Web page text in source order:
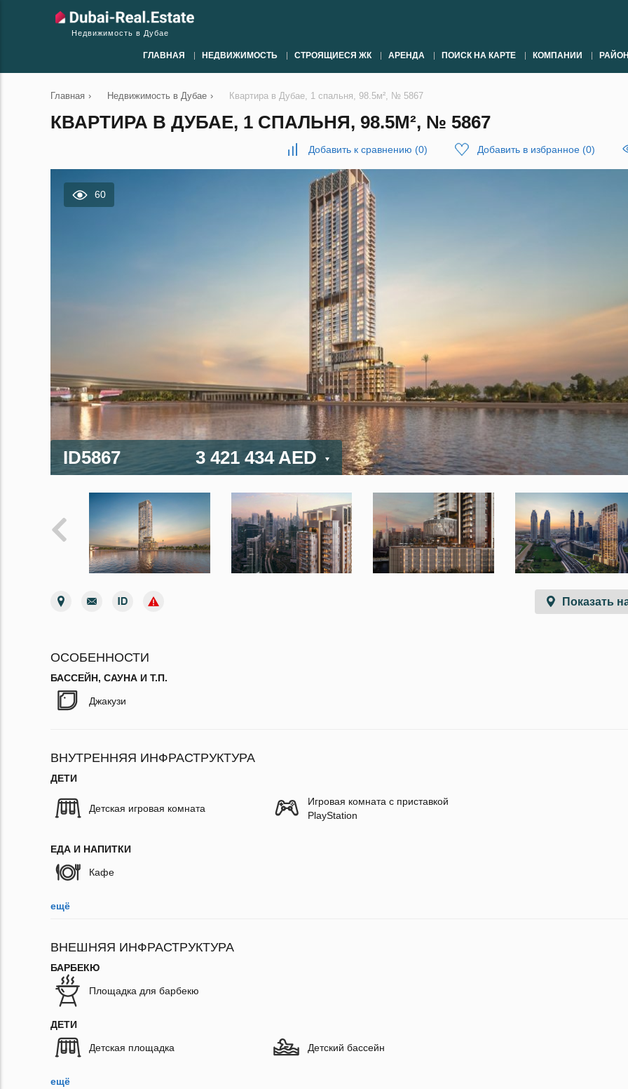
Недвижимость в Дубае
ГЛАВНАЯ НЕДВИЖИМОСТЬ СТРОЯЩИЕСЯ ЖК АРЕНДА ПОИСК НА КАРТЕ КОМПАНИИ
Главная › Недвижимость в Дубае › Квартира в Дубае, 1 спальня, 98.5м², № 5867
КВАРТИРА В ДУБАЕ, 1 СПАЛЬНЯ, 98.5М², № 5867
Добавить к сравнению (0) Добавить в избранное (0)
60
ID5867 3 421 434 AED
Показать
ОСОБЕННОСТИ
БАССЕЙН, САУНА И Т.П.
Джакузи
ВНУТРЕННЯЯ ИНФРАСТРУКТУРА
ДЕТИ
Детская игровая комната
Игровая комната с приставкой
PlayStation
ЕДА И НАПИТКИ
Кафе
ещё
ВНЕШНЯЯ ИНФРАСТРУКТУРА
БАРБЕКЮ
Площадка для барбекю
ДЕТИ
Детская площадка Детский бассейн
ещё